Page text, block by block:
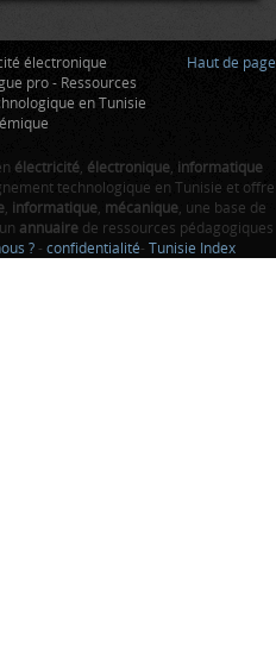
Haut de page
électronique
pro - Ressources
en Tunisie
électricité, électronique, informatique
technologique en Tunisie et offre
, informatique, mécanique, une base de
annuairede ressources pédagogiques
? - confidentialité- Tunisie Index